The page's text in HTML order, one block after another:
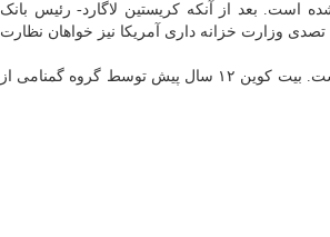
است. بعد از آنکه کریستین لاگارد- رئیس بانک
تصدی وزارت خزانه داری آمریکا نیز خواهان نظارت
هم اکنون ۶۹ درصد کل بازار ارزهای دیجیتالی در اختیار بیتکوین و ۱۳ درصد در اختیار اتریوم است. بیت کوین ۱۲ سال پیش توسط گروه گمنامی از